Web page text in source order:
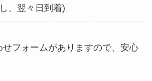
、翌々日到着)
せフォームがありますので、安心